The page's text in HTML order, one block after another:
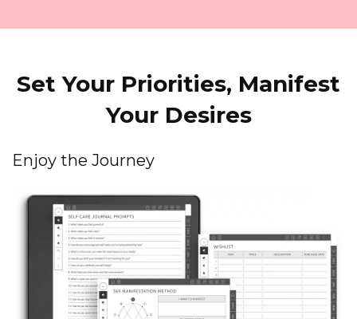
Set Your Priorities, Manifest
Your Desires
Enjoy the Journey